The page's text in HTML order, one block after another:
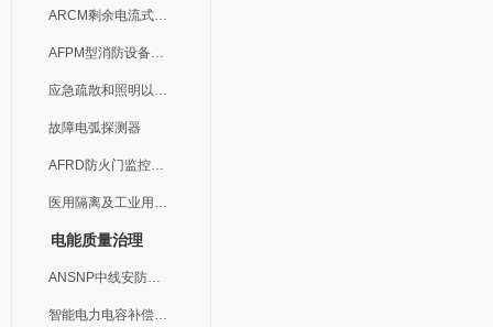
ARCM剩余电流式电气火灾监控装置
AFPM型消防设备电源监控系统
应急疏散和照明以及灯具
故障电弧探测器
AFRD防火门监控系统
医用隔离及工业用电绝缘检测
电能质量治理
ANSNP中线安防保护器
智能电力电容补偿装置